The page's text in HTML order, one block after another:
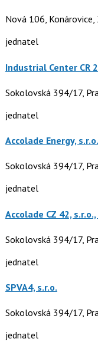
Nová 106, Konárovice,
jednatel
Industrial Center CR
Sokolovská 394/17,
jednatel
Accolade Energy,
Sokolovská 394/17,
jednatel
Accolade CZ 42,
Sokolovská 394/17,
jednatel
SPVA4, s.r.o.
Sokolovská 394/17,
jednatel